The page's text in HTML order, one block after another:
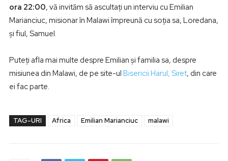
ora 22:00, vă invităm să ascultaţi un interviu cu Emilian
Marianciuc, misionar în Malawi împreună cu soţia sa, Loredana,
şi fiul, Samuel.
Puteţi afla mai multe despre Emilian şi familia sa, despre
misiunea din Malawi, de pe site-ul Bisericii Harul, Siret, din care
ei fac parte.
TAG-URI Africa Emilian Marianciuc malawi